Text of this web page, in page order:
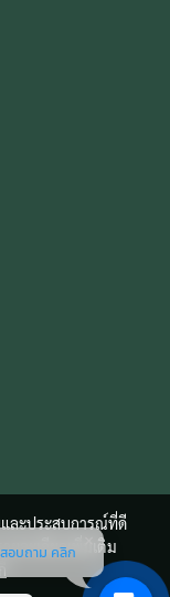
และประสบการณ์ที่ดี
ยละเอียดเพิ่มเติม
สอบถาม คลิก